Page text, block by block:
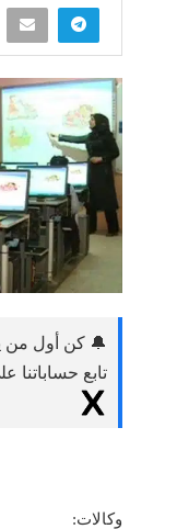
🔔 كن أول من
تابع
وكالات: